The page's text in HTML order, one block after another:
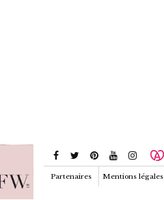
Partenaires Mentions légales